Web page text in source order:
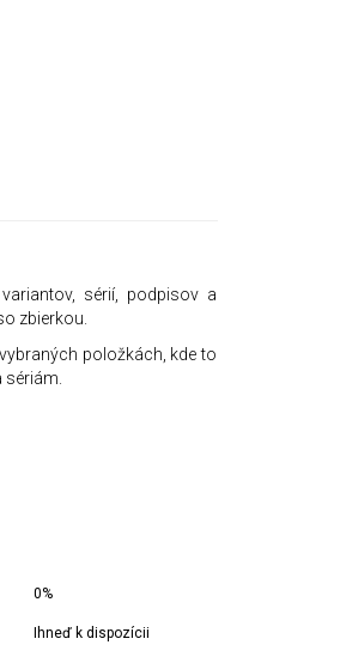
sérií, podpisov a
zbierkou.
položkách, kde to
0%
Ihneď k dispozícii